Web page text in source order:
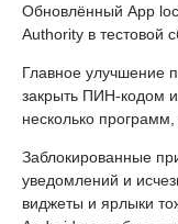
Обновлённый App
Authority в тестовой
Главное улучшение
закрыть ПИН-кодом
несколько программ,
Заблокированные
уведомлений и
виджеты и ярлыки